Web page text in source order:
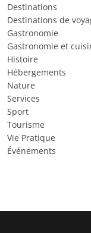
Destinations
Destinations de
Gastronomie
Gastronomie et
Histoire
Hébergements
Nature
Services
Sport
Tourisme
Vie Pratique
Événements